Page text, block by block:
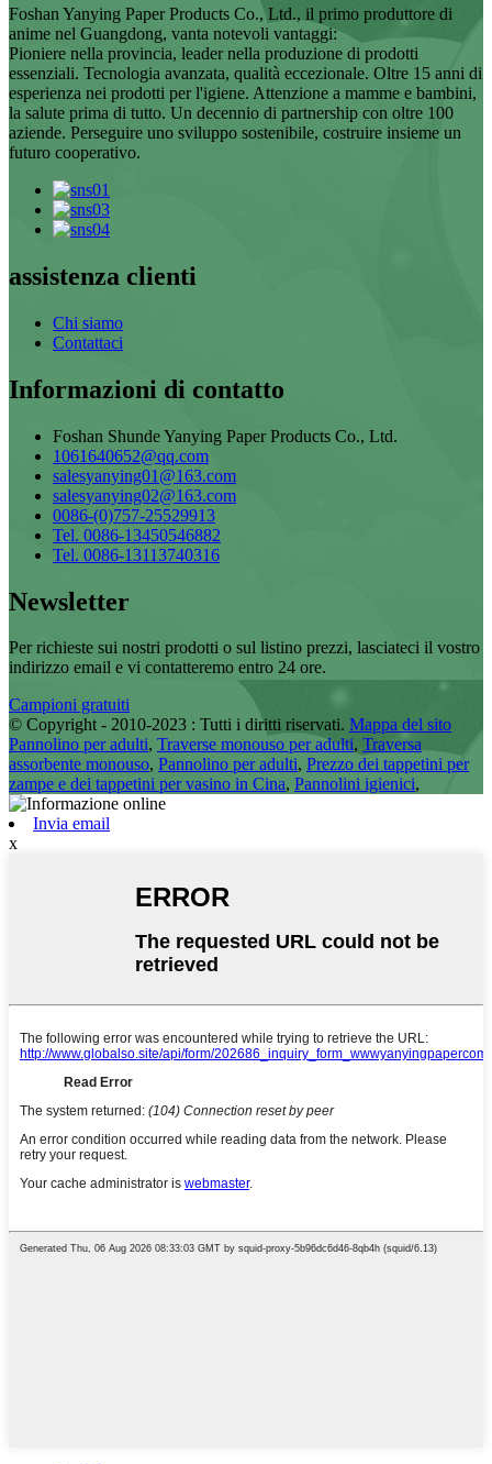
Foshan Yanying Paper Products Co., Ltd., il primo produttore di
anime nel Guangdong, vanta notevoli vantaggi:
Pioniere nella provincia, leader nella produzione di prodotti
essenziali. Tecnologia avanzata, qualità eccezionale. Oltre 15 anni di
esperienza nei prodotti per l'igiene. Attenzione a mamme e bambini,
la salute prima di tutto. Un decennio di partnership con oltre 100
aziende. Perseguire uno sviluppo sostenibile, costruire insieme un
futuro cooperativo.
assistenza clienti
Chi siamo
Contattaci
Informazioni di contatto
Foshan Shunde Yanying Paper Products Co., Ltd.
1061640652@qq.com
salesyanying01@163.com
salesyanying02@163.com
0086-(0)757-25529913
Tel. 0086-13450546882
Tel. 0086-13113740316
Newsletter
Per richieste sui nostri prodotti o sul listino prezzi, lasciateci il vostro
indirizzo email e vi contatteremo entro 24 ore.
Campioni gratuiti
© Copyright - 2010-2023 : Tutti i diritti riservati. Mappa del sito
Pannolino per adulti, Traverse monouso per adulti, Traversa
assorbente monouso, Pannolino per adulti, Prezzo dei tappetini per
zampe e dei tappetini per vasino in Cina, Pannolini igienici,
Invia email
x